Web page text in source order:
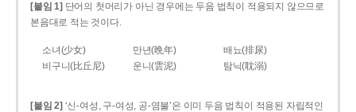
[붙임 1] 단어의 첫머리가 아닌 경우에는 두음 법칙이 적용되지 않으므로
본음대로 적는 것이다.
소녀(少女) 만년(晩年)
배뇨(排尿)
비구니(比丘尼)
운니(雲泥) 탐닉(耽溺)
[붙임 2] ‘신-여성, 구-여성, 공-염불’은 이미 두음 법칙이 적용된 자립적인